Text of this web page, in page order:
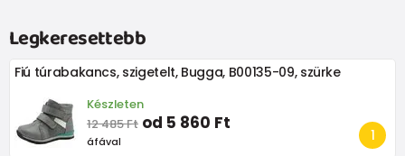
Legkeresettebb
Fiú túrabakancs, szigetelt, Bugga, B00135-09, szürke
Készleten
12 485 Ft od 5 860 Ft
áfával